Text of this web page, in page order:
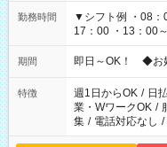
勤務時間
▼シフト例 ・08：
17：00 ・13：00～22：
仕事により勤務時
期間 即日～OK！ ◆お
特徴 週1日からOK / 日
業・WワークOK /
集 / 電話対応なし /